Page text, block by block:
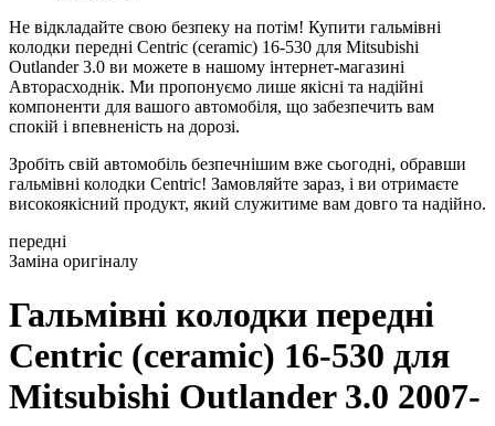
Не відкладайте свою безпеку на потім! Купити гальмівні
колодки передні Centric (ceramic) 16-530 для Mitsubishi
Outlander 3.0 ви можете в нашому інтернет-магазині
Авторасходнік. Ми пропонуємо лише якісні та надійні
компоненти для вашого автомобіля, що забезпечить вам
спокій і впевненість на дорозі.
Зробіть свій автомобіль безпечнішим вже сьогодні, обравши
гальмівні колодки Centric! Замовляйте зараз, і ви отримаєте
високоякісний продукт, який служитиме вам довго та надійно.
передні
Заміна оригіналу
Гальмівні колодки передні
Centric (ceramic) 16-530 для
Mitsubishi Outlander 3.0 2007-